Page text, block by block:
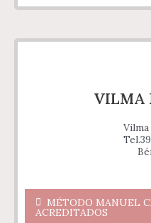
VILMA
MÉTODO MANUEL
ACREDITADOS